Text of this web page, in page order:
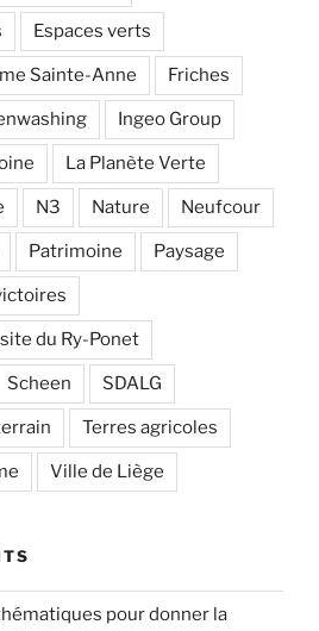
Espaces verts
Sainte-Anne Friches
Ingeo Group
La Planète Verte
N3 Nature Neufcour
Patrimoine Paysage
du Ry-Ponet
Scheen SDALG
Terres agricoles
Ville de Liège
pour donner la